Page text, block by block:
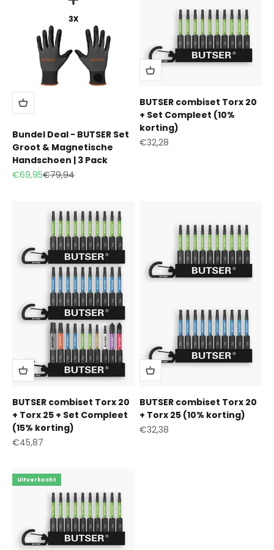
Bundel Deal - BUTSER Set
Groot & Magnetische
Handschoen | 3 Pack
Aanbiedingsprijs
€69,95Normale prijs
€79,94
BUTSER combiset Torx 20
+ Set Compleet (10%
korting)
Aanbiedingsprijs
€32,28
BUTSER combiset Torx 20
+ Torx 25 + Set Compleet
(15% korting)
Aanbiedingsprijs
€45,87
BUTSER combiset Torx 20
+ Torx 25 (10% korting)
Aanbiedingsprijs
€32,38
Uitverkocht